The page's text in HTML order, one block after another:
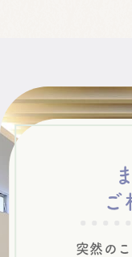
ご
突然の